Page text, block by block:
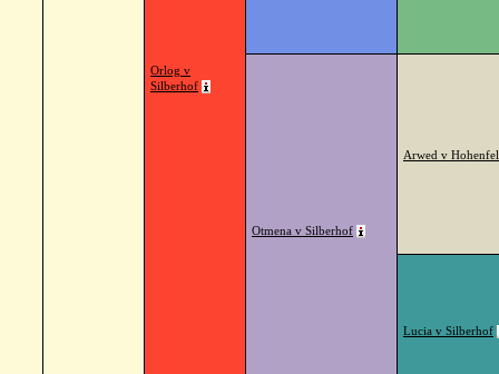
Orlog v
Silberhof
Otmena v Silberhof
Arwed v
Lucia v Silberhof